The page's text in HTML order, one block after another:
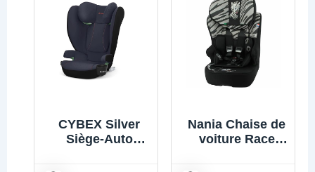
CYBEX Silver
Siège-Auto
Nania Chaise de
voiture Race